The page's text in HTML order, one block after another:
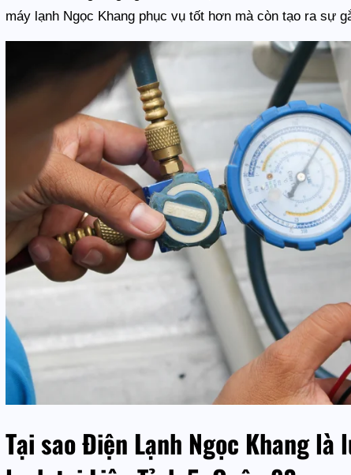
máy lạnh Ngọc Khang phục vụ tốt hơn mà còn tạo ra sự
Tại sao Điện Lạnh Ngọc Khang